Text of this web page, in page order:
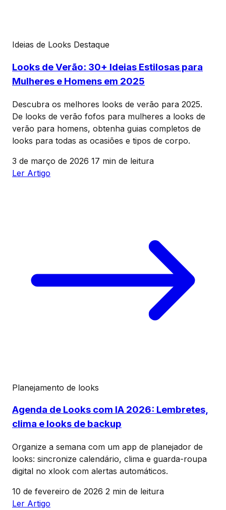
Ideias de Looks Destaque
Looks de Verão: 30+ Ideias Estilosas para
Mulheres e Homens em 2025
Descubra os melhores looks de verão para 2025.
De looks de verão fofos para mulheres a looks de
verão para homens, obtenha guias completos de
looks para todas as ocasiões e tipos de corpo.
3 de março de 2026 17 min de leitura
Ler Artigo
Planejamento de looks
Agenda de Looks com IA 2026: Lembretes,
clima e looks de backup
Organize a semana com um app de planejador de
looks: sincronize calendário, clima e guarda-roupa
digital no xlook com alertas automáticos.
10 de fevereiro de 2026 2 min de leitura
Ler Artigo